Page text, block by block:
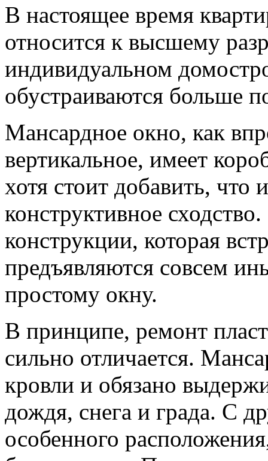
В настоящее время
относится к высшему
индивидуальном
обустраиваются больше
Мансардное окно, как
вертикальное, имеет
хотя стоит добавить, что
конструктивное
конструкции, которая
предъявляются совсем
простому окну.
В принципе, ремонт
сильно отличается.
кровли и обязано
дождя, снега и града. С
особенного